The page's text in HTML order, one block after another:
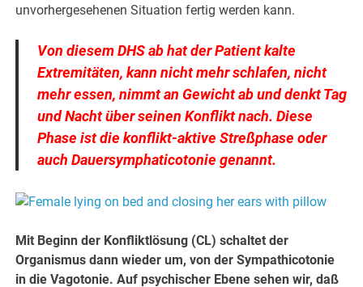
unvorhergesehenen Situation fertig werden kann.
Von diesemDHSab hat der Patient kalte
Extremitäten, kann nicht mehr schlafen, nicht
mehr essen, nimmt an Gewicht ab und denkt Tag
und Nacht über seinen Konflikt nach. Diese
Phase ist die konflikt-aktive Streßphase oder
auch Dauersymphaticotonie genannt.
Mit Beginn der Konfliktlösung (CL) schaltet der
Organismus dann wieder um, von der Sympathicotonie
in die Vagotonie. Auf psychischer Ebene sehen wir, daß